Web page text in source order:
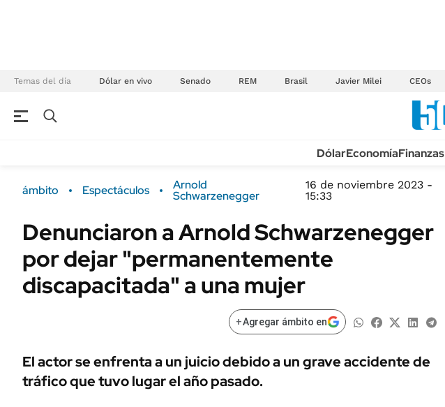
Temas del día Dólar en vivo Senado REM Brasil Javier Milei CEOs
Banco de Datos
Dólar
Mercados
Real Estate
Seguros
ENERGY REPORT
POLÍTICA
Municipios
URUGUAY
TECNOLOGÍA
MÉXICO
MUNDO
LIFESTYLE
DólarEconomíaFinanzas
ámbito Espectáculos Arnold
Schwarzenegger
16 de noviembre 2023 -
15:33
Denunciaron a Arnold Schwarzenegger
por dejar "permanentemente
discapacitada" a una mujer
+Agregar ámbito en
El actor se enfrenta a un juicio debido a un grave accidente de
tráfico que tuvo lugar el año pasado.